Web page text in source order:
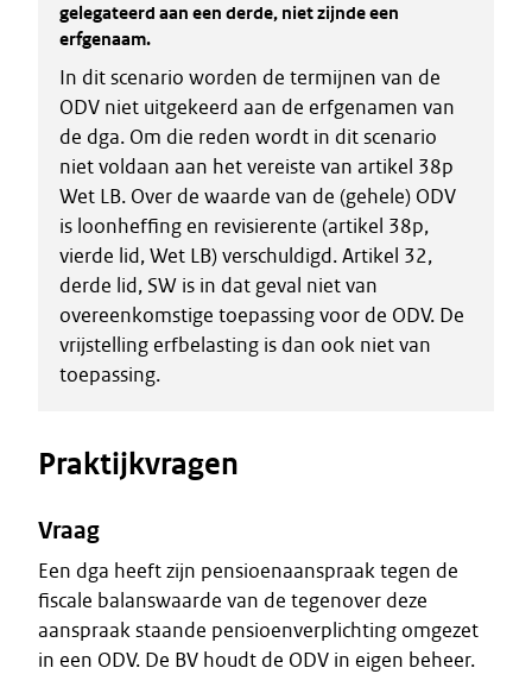
gelegateerd aan een derde, niet zijnde een
erfgenaam.
In dit scenario worden de termijnen van de
ODV niet uitgekeerd aan de erfgenamen van
de dga. Om die reden wordt in dit scenario
niet voldaan aan het vereiste van artikel 38p
Wet LB. Over de waarde van de (gehele) ODV
is loonheffing en revisierente (artikel 38p,
vierde lid, Wet LB) verschuldigd. Artikel 32,
derde lid, SW is in dat geval niet van
overeenkomstige toepassing voor de ODV. De
vrijstelling erfbelasting is dan ook niet van
toepassing.
Praktijkvragen
Vraag
Een dga heeft zijn pensioenaanspraak tegen de
fiscale balanswaarde van de tegenover deze
aanspraak staande pensioenverplichting omgezet
in een ODV. De BV houdt de ODV in eigen beheer.